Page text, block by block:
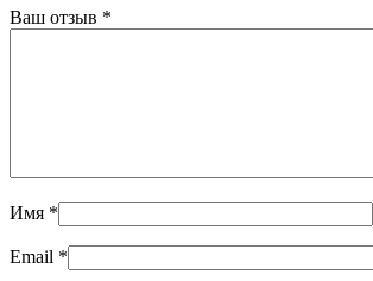
Ваш отзыв *
Имя *
Email *